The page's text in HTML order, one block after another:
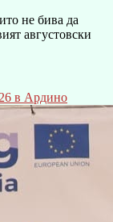
не бива да
августовски
в Ардино